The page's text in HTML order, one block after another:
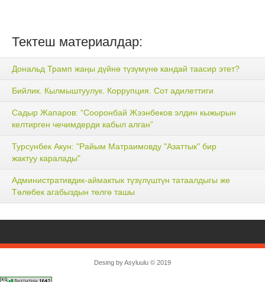
Тектеш материалдар:
Дональд Трамп жаңы дүйнө түзүмүнө кандай таасир этет?
Бийлик. Кылмыштуулук. Коррупция. Сот адилеттиги
Садыр Жапаров: “Сооронбай Жээнбеков элдин кыжырын
келтирген чечимдерди кабыл алган”
Турсунбек Акун: "Райым Матраимовду "Азаттык" бир
жактуу каралады"
Административдик-аймактык түзүлүштүн татаалдыгы же
Төлөбек агабыздын төлгө ташы
Desing byAsyluulu © 2019